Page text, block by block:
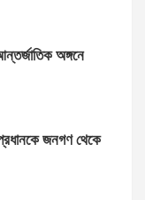
অঙ্গনে
জনগণ থেকে